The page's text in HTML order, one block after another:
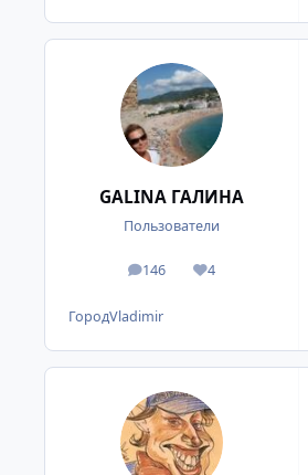
GALINA ГАЛИНА
Пользователи
146
сообщения
4
Репутация
ГородVladimir